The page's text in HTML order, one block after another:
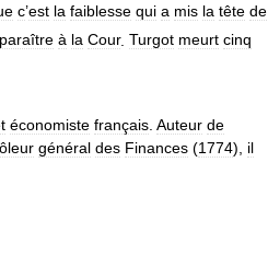
c’est la faiblesse qui a mis la tête de
à la Cour. Turgot meurt cinq
économiste français. Auteur de
général des Finances (1774), il